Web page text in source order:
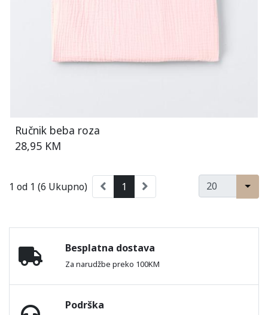
Ručnik beba roza
28,95 KM
1 od 1 (6 Ukupno) 1
Besplatna dostava
Za narudžbe preko 100KM
Podrška